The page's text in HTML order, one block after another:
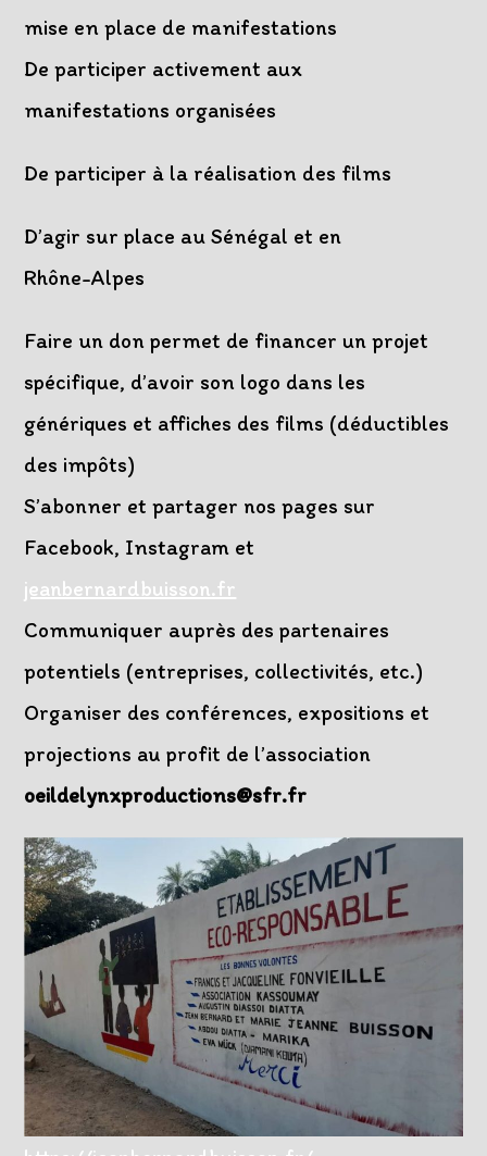
mise en place de manifestations
De participer activement aux
manifestations organisées
De participer à la réalisation des films
D’agir sur place au Sénégal et en
Rhône-Alpes
Faire un don permet de financer un projet
spécifique, d’avoir son logo dans les
génériques et affiches des films (déductibles
des impôts)
S’abonner et partager nos pages sur
Facebook, Instagram et
jeanbernardbuisson.fr
Communiquer auprès des partenaires
potentiels (entreprises, collectivités, etc.)
Organiser des conférences, expositions et
projections au profit de l’association
oeildelynxproductions@sfr.fr